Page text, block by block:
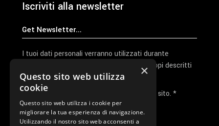
Iscriviti alla newsletter
I tuoi dati personali verranno utilizzati durante
l'elaborazione della richiesta e per altri scopi descritti
nella nostraprivacy policy
Ho letto e accetto la privacy policy del sito. *
Invia I Dati
×
Questo sito web utilizza
cookie
Questo sito web utilizza i cookie per
migliorare la tua esperienza di navigazione.
Utilizzando il nostro sito web acconsenti a